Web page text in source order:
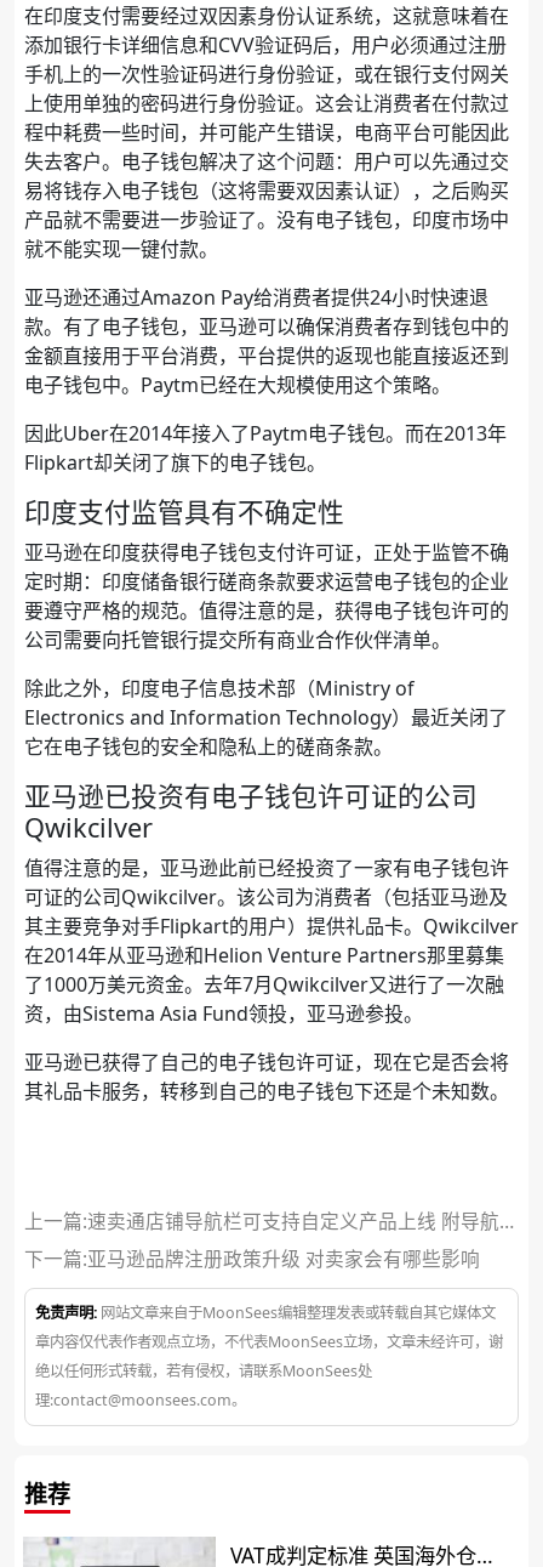
在印度支付需要经过双因素身份认证系统，这就意味着在
添加银行卡详细信息和CVV验证码后，用户必须通过注册
手机上的一次性验证码进行身份验证，或在银行支付网关
上使用单独的密码进行身份验证。这会让消费者在付款过
程中耗费一些时间，并可能产生错误，电商平台可能因此
失去客户。电子钱包解决了这个问题：用户可以先通过交
易将钱存入电子钱包（这将需要双因素认证），之后购买
产品就不需要进一步验证了。没有电子钱包，印度市场中
就不能实现一键付款。
亚马逊还通过Amazon Pay给消费者提供24小时快速退
款。有了电子钱包，亚马逊可以确保消费者存到钱包中的
金额直接用于平台消费，平台提供的返现也能直接返还到
电子钱包中。Paytm已经在大规模使用这个策略。
因此Uber在2014年接入了Paytm电子钱包。而在2013年
Flipkart却关闭了旗下的电子钱包。
印度支付监管具有不确定性
亚马逊在印度获得电子钱包支付许可证，正处于监管不确
定时期：印度储备银行磋商条款要求运营电子钱包的企业
要遵守严格的规范。值得注意的是，获得电子钱包许可的
公司需要向托管银行提交所有商业合作伙伴清单。
除此之外，印度电子信息技术部（Ministry of
Electronics and Information Technology）最近关闭了
它在电子钱包的安全和隐私上的磋商条款。
亚马逊已投资有电子钱包许可证的公司
Qwikcilver
值得注意的是，亚马逊此前已经投资了一家有电子钱包许
可证的公司Qwikcilver。该公司为消费者（包括亚马逊及
其主要竞争对手Flipkart的用户）提供礼品卡。Qwikcilver
在2014年从亚马逊和Helion Venture Partners那里募集
了1000万美元资金。去年7月Qwikcilver又进行了一次融
资，由Sistema Asia Fund领投，亚马逊参投。
亚马逊已获得了自己的电子钱包许可证，现在它是否会将
其礼品卡服务，转移到自己的电子钱包下还是个未知数。
上一篇:速卖通店铺导航栏可支持自定义产品上线 附导航分
类操作说明
下一篇:亚马逊品牌注册政策升级 对卖家会有哪些影响
免责声明: 网站文章来自于MoonSees编辑整理发表或转载自其它媒体文
章内容仅代表作者观点立场，不代表MoonSees立场，文章未经许可，谢
绝以任何形式转载，若有侵权，请联系MoonSees处
理:contact@moonsees.com。
推荐
VAT成判定标准 英国海外仓或